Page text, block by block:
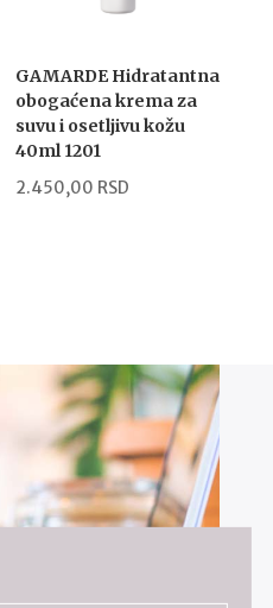
GAMARDE Hidratantna
obogaćena krema za
suvu i osetljivu kožu
40ml 1201
2.450,00 RSD